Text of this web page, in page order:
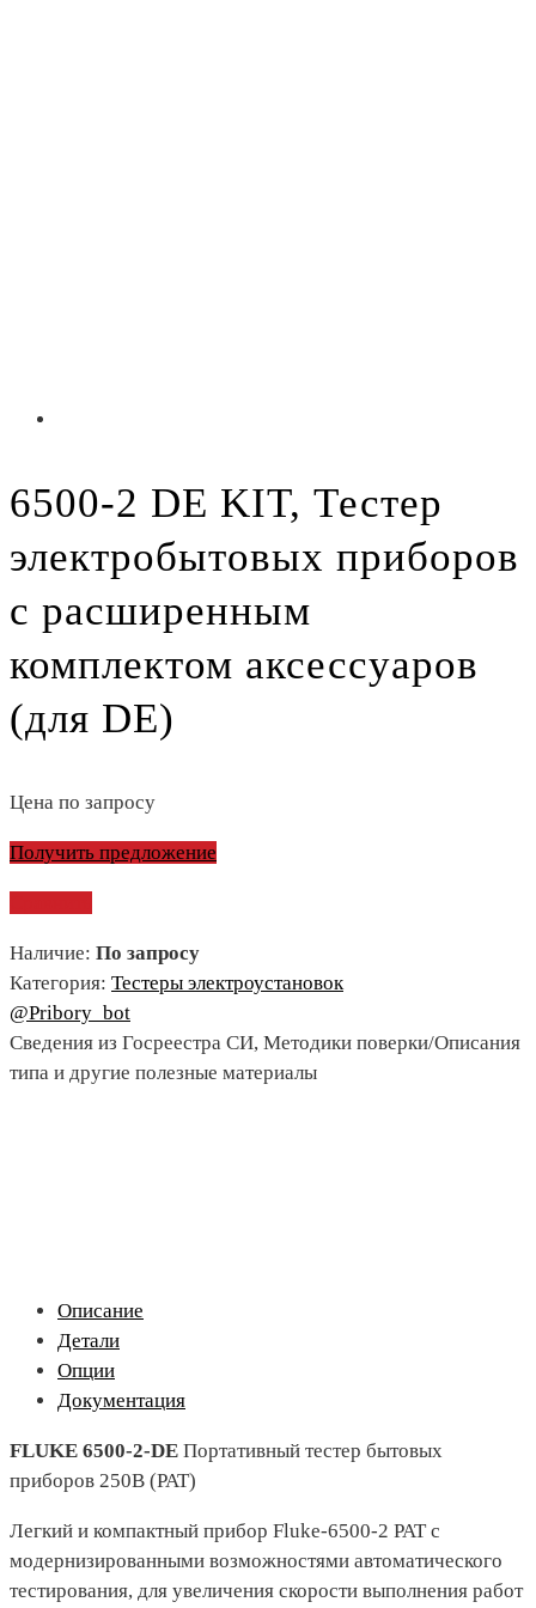
6500-2 DE KIT, Тестер
электробытовых приборов
с расширенным
комплектом аксессуаров
(для DE)
Цена по запросу
Получить предложение
Наличие: По запросу
Категория: Тестеры электроустановок
@Pribory_bot
Сведения из Госреестра СИ, Методики поверки/Описания
типа и другие полезные материалы
Описание
Детали
Опции
Документация
FLUKE 6500-2-DE Портативный тестер бытовых
приборов 250В (PAT)
Легкий и компактный прибор Fluke-6500-2 PAT с
модернизированными возможностями автоматического
тестирования, для увеличения скорости выполнения работ